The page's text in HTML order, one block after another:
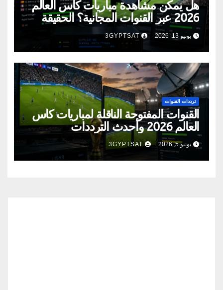
هل يمكن مشاهدة مباريات كأس العالم
2026 عبر القنوات المجانية؟ الحقيقة
الكاملة
يونيو 13, 2026 3GYPTSAT
ترددات القنوات
القنوات المفتوحة الناقلة لمباريات كأس
العالم 2026 وأحدث الترددات
يونيو 5, 2026 3GYPTSAT